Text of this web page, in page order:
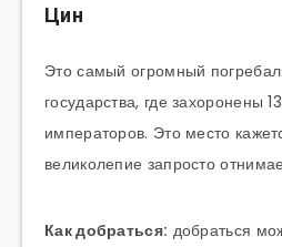
Цин
Это самый огромный
государства, где захоронены
императоров. Это место
великолепие запросто
Как добраться: добраться